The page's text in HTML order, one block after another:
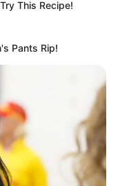
und auch
Beilage zu
als Hauptspeise
Jung
This Recipe!
Pants Rip!